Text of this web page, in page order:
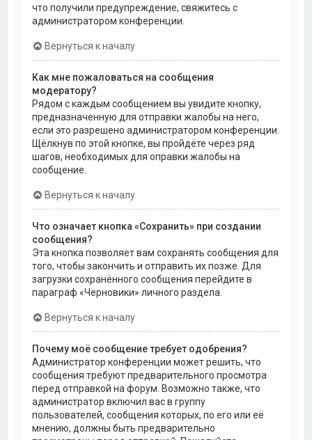
что получили предупреждение, свяжитесь с
администратором конференции.
Вернуться к началу
Как мне пожаловаться на сообщения
модератору?
Рядом с каждым сообщением вы увидите кнопку,
предназначенную для отправки жалобы на него,
если это разрешено администратором конференции.
Щёлкнув по этой кнопке, вы пройдёте через ряд
шагов, необходимых для оправки жалобы на
сообщение.
Вернуться к началу
Что означает кнопка «Сохранить» при создании
сообщения?
Эта кнопка позволяет вам сохранять сообщения для
того, чтобы закончить и отправить их позже. Для
загрузки сохранённого сообщения перейдите в
параграф «Черновики» личного раздела.
Вернуться к началу
Почему моё сообщение требует одобрения?
Администратор конференции может решить, что
сообщения требуют предварительного просмотра
перед отправкой на форум. Возможно также, что
администратор включил вас в группу
пользователей, сообщения которых, по его или её
мнению, должны быть предварительно